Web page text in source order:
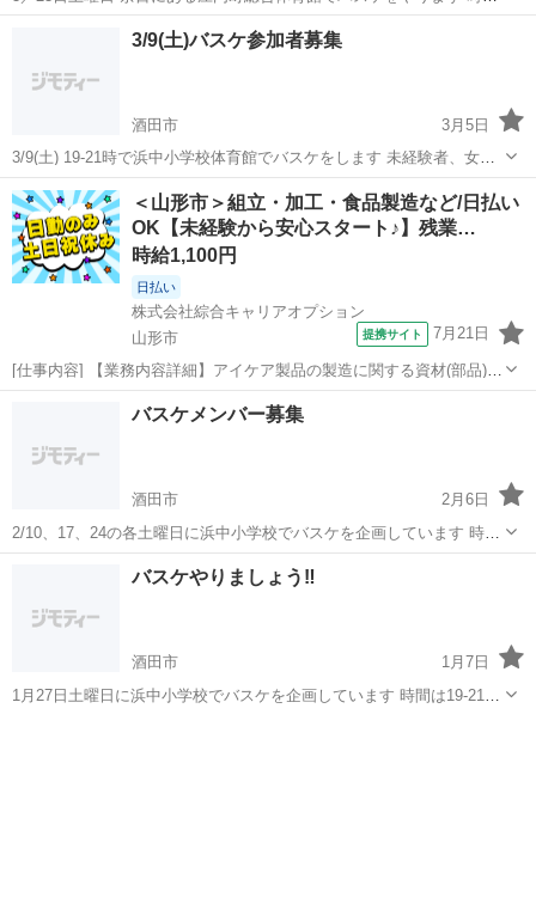
は19-21時です 初心者、女性、経験者と幅広くゆるいバスケをやって
います気軽にお声掛けください‼︎ 会費が100円になります お待ちして
余目駅 バスケットボール
3/9(土)バスケ参加者募集
酒田市
3月5日
3/9(土) 19-21時で浜中小学校体育館でバスケをします 未経験者、女
性、経験者誰でも大歓迎です‼︎ コートはミニバス用でリングの高さは
一般用です！ 会費 100円です お気軽に来てください‼︎
山形 酒田市 バスケットボール バスケ
＜山形市＞組立・加工・食品製造など/日払い
OK【未経験から安心スタート♪】残業…
時給1,100円
日払い
株式会社綜合キャリアオプション
山形市
提携サイト 7月21日
[仕事内容] 【業務内容詳細】アイケア製品の製造に関する資材(部品)の
検収、 分類、 管理、 ピッキング業務【取扱製品情報】アイケア製品
(視力検査機)に関する部品 。＋お仕事探しはコンシェルスタッフにお
工場
バスケメンバー募集
酒田市
2月6日
2/10、17、24の各土曜日に浜中小学校でバスケを企画しています 時間
は19-21時でやります コートはミニ用ですがリングの高さは一般用に
なってます 経験者、初心者、女性と誰でも楽しくできるバスケをやっ
てるのでどなたでも大...
バスケットボール
バスケやりましょう‼︎
酒田市
1月7日
1月27日土曜日に浜中小学校でバスケを企画しています 時間は19-21時